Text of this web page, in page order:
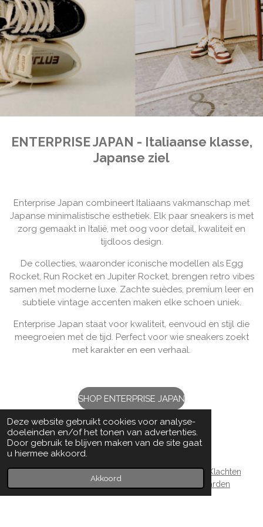
Deze website gebruikt cookies voor analyse-
doeleinden en/of het tonen van advertenties.
Door gebruik te blijven maken van de site gaat
u hiermee akkoord.
Akkoord
ENTERPRISE JAPAN - Italiaanse klasse,
Japanse ziel
Enterprise Japan combineert Italiaans vakmanschap met
Japanse minimalistische esthetiek. Elk paar sneakers is met
zorg gemaakt in Italië, met oog voor detail, kwaliteit en
tijdloos design.
De collecties, waaronder iconische modellen als Egg
Rocket, Run Rocket en Jupiter Rocket, brengen retro vibes
samen met moderne luxe. Zachte suèdes, premium leer en
subtiele vintage accenten maken elke schoen uniek.
Enterprise Japan staat voor kwaliteit, eenvoud en stijl die
meegroeien met de tijd. Perfect voor wie sneakers zoekt
met karakter en een verhaal.
SHOP ENTERPRISE JAPAN
Verzenden & Levertijd |Retourneren |Garantie & Klachten
Privacy policy & Cookies |
Algemene voorwaarden
|Betaalmethoden